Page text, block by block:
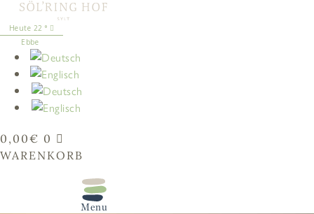
springen
22 °
Ebbe
0,00€ 0
WARENKORB